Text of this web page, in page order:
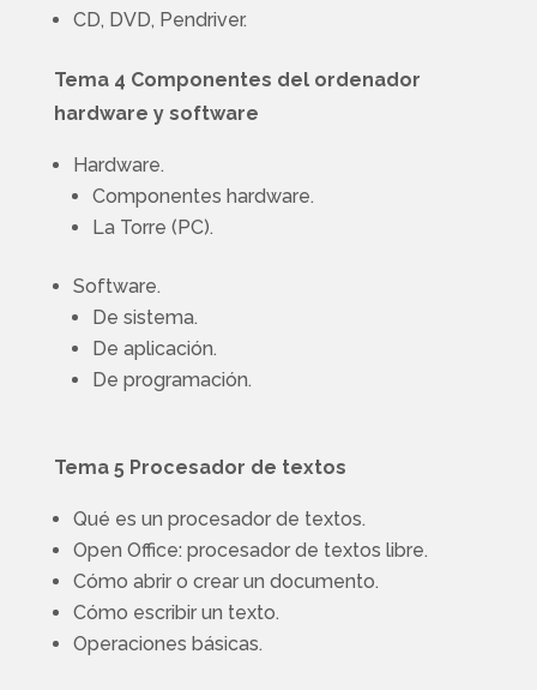
CD, DVD, Pendriver.
Tema 4 Componentes del ordenador
hardware y software
Hardware.
Componentes hardware.
La Torre (PC).
Software.
De sistema.
De aplicación.
De programación.
Tema 5 Procesador de textos
Qué es un procesador de textos.
Open Office: procesador de textos libre.
Cómo abrir o crear un documento.
Cómo escribir un texto.
Operaciones básicas.